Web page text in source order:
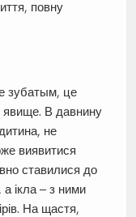
повну
зубатым, це
явище. В давнину
не
виявитися
ставилися до
а ікла – з ними
На щастя,